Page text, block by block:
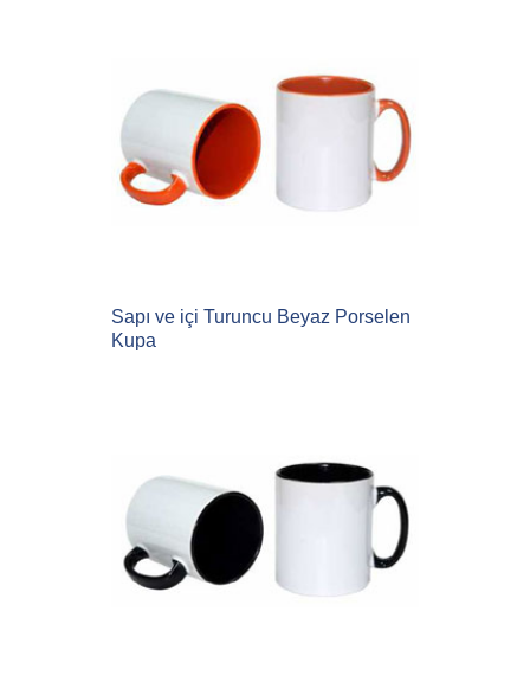
Sapı ve içi Turuncu Beyaz Porselen
Kupa